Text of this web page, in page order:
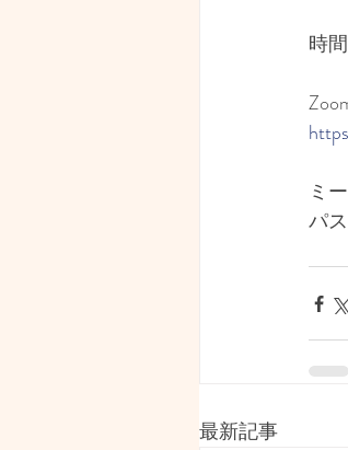
時
ミ
パ
最新記事